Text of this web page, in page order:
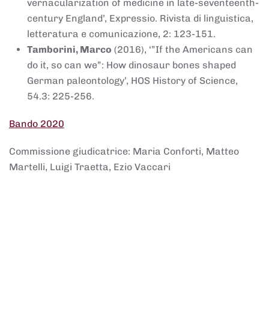
vernacularization of medicine in late-seventeenth-
century England’, Expressio. Rivista di linguistica,
letteratura e comunicazione, 2: 123-151.
Tamborini, Marco (2016), ‘”If the Americans can
do it, so can we”: How dinosaur bones shaped
German paleontology’, HOS History of Science,
54.3: 225-256.
Bando 2020
Commissione giudicatrice: Maria Conforti, Matteo
Martelli, Luigi Traetta, Ezio Vaccari